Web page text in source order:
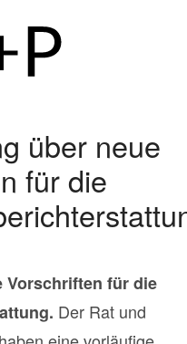
über neue
für die
Vorschriften für die
Der Rat und